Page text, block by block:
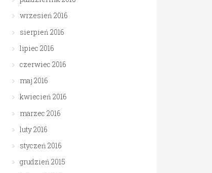
wrzesień 2016
sierpień 2016
lipiec 2016
czerwiec 2016
maj 2016
kwiecień 2016
marzec 2016
luty 2016
styczeń 2016
grudzień 2015